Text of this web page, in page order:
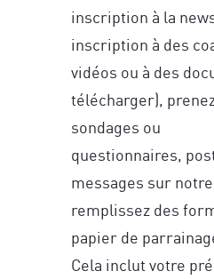
inscription à la
inscription à des
vidéos ou à des
télécharger),
sondages ou
questionnaires,
messages sur
remplissez des
papier de
Cela inclut votre